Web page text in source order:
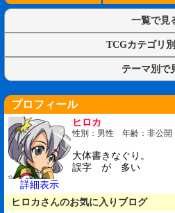
一覧で見
TCGカテゴリ
テーマ別で
プロフィール
詳細表示
ヒロカ
性別：男性 年齢：非公
大体書きなぐり。
誤字 が 多い
ヒロカさんのお気に入りブログ